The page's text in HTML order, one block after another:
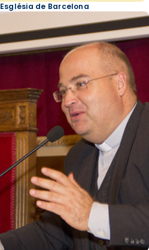
Església de Barcelona